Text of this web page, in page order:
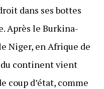
dans ses bottes
Après le Burkina-
Niger, en Afrique de
du continent vient
coup d’état, comme